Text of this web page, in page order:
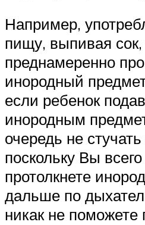
Например,
пищу, выпивая
преднамеренно
инородный
если ребенок
инородным
очередь не
поскольку Вы
протолкнете
дальше по
никак не